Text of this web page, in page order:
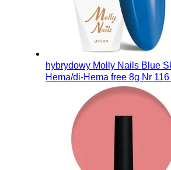
hybrydowy Molly Nails Blue
Hema/di-Hema free 8g Nr 116